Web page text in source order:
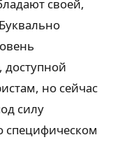
своей,
но сейчас
силу
специфическом